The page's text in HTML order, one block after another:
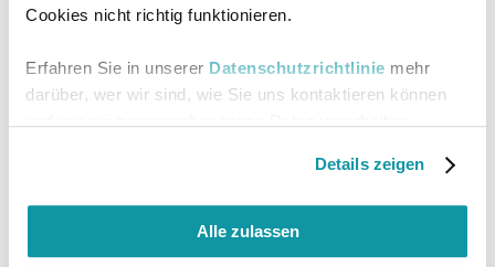
Cookies nicht richtig funktionieren.
Erfahren Sie in unserer Datenschutzrichtlinie mehr
darüber, wer wir sind, wie Sie uns kontaktieren können
Details zeigen
Alle zulassen